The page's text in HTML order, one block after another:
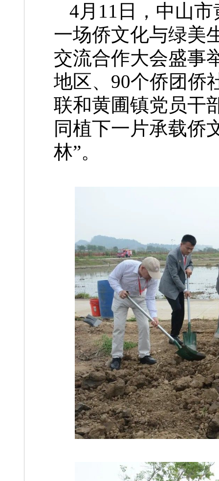
4月11日，中山
一场侨文化与绿美
交流合作大会盛事
地区、90个侨团侨
联和黄圃镇党员干
同植下一片承载侨
林”。